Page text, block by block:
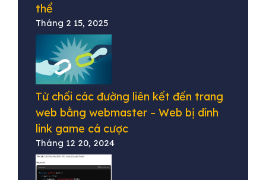
thể
Tháng 2 15, 2025
Từ chối các đường liên kết đến trang
web bằng webmaster – Web bị dính
link game cá cược
Tháng 12 20, 2024